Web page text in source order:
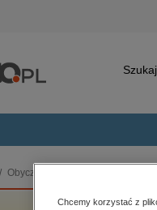
Szukaj
wnętrz
Obyczajowe
Chcemy korzystać z